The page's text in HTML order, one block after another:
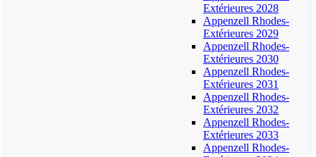
Extérieures 2028
Appenzell Rhodes-
Extérieures 2029
Appenzell Rhodes-
Extérieures 2030
Appenzell Rhodes-
Extérieures 2031
Appenzell Rhodes-
Extérieures 2032
Appenzell Rhodes-
Extérieures 2033
Appenzell Rhodes-